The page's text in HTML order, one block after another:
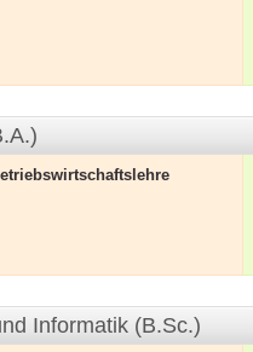
Informatik (B.Sc.)